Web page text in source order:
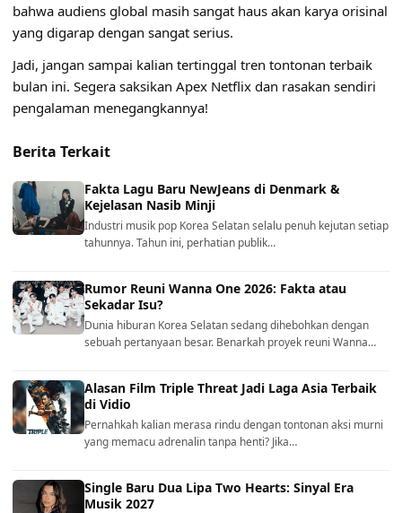
bahwa audiens global masih sangat haus akan karya orisinal
yang digarap dengan sangat serius.
Jadi, jangan sampai kalian tertinggal tren tontonan terbaik
bulan ini. Segera saksikan Apex Netflix dan rasakan sendiri
pengalaman menegangkannya!
Berita Terkait
Fakta Lagu Baru NewJeans di Denmark &
Kejelasan Nasib Minji
Industri musik pop Korea Selatan selalu penuh kejutan setiap
tahunnya. Tahun ini, perhatian publik…
Rumor Reuni Wanna One 2026: Fakta atau
Sekadar Isu?
Dunia hiburan Korea Selatan sedang dihebohkan dengan
sebuah pertanyaan besar. Benarkah proyek reuni Wanna…
Alasan Film Triple Threat Jadi Laga Asia Terbaik
di Vidio
Pernahkah kalian merasa rindu dengan tontonan aksi murni
yang memacu adrenalin tanpa henti? Jika…
Single Baru Dua Lipa Two Hearts: Sinyal Era
Musik 2027